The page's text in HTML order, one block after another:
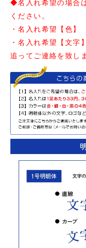
◆名入れ希望の場合
ください。
・名入れ希望【色】
・名入れ希望【文字】
追ってご連絡を致し